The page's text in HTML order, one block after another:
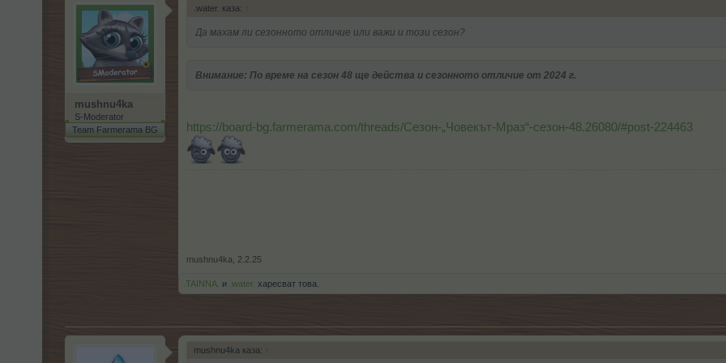
mushnu4ka
S-Moderator
Team Farmerama BG
.water. каза: ↑
Да махам ли сезонното отличие или важи и този сезон?
Внимание: По време на сезон 48 ще действа и сезонното отличие от 2024 г.
https://board-bg.farmerama.com/threads/Сезон-„Човекът-Мраз“-сезон-48.26080/#post-224463
mushnu4ka 2.2.25
.TAINNA. и .water. харесват това.
mushnu4ka каза: ↑